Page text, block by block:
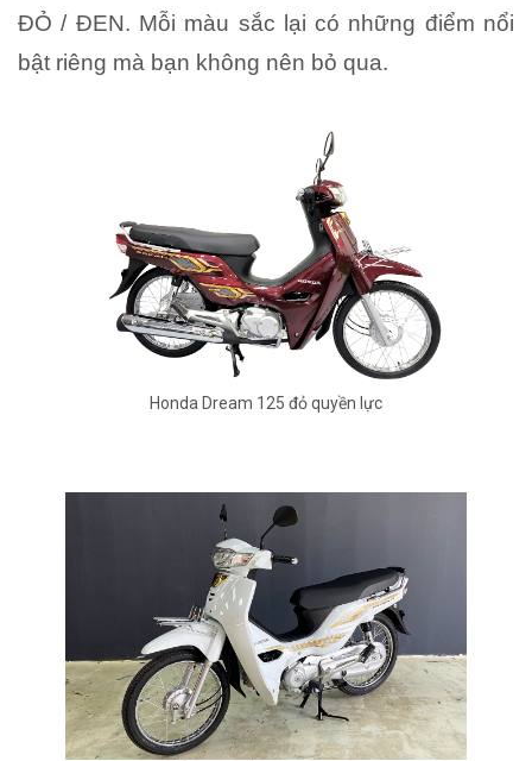
ĐỎ / ĐEN. Mỗi màu sắc lại có những điểm nổi
bật riêng mà bạn không nên bỏ qua.
Honda Dream 125 đỏ quyền lực